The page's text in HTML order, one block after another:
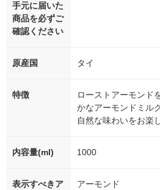
手元に届いた
商品を必ずご
確認ください
原産国 タイ
特徴
ローストアーモンド
かなアーモンドミル
自然な味わいをお楽
内容量(ml) 1000
表示すべきア
アーモンド